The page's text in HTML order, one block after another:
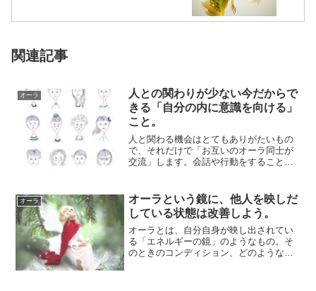
関連記事
オーラ
人との関わりが少ない今だからで
きる「自分の内に意識を向ける」
こと。
人と関わる機会はとてもありがたいもの
で、それだけで「お互いのオーラ同士が
交流」します。会話や行動をすること
オーラ
オーラという鏡に、他人を映しだ
している状態は改善しよう。
オーラとは、自分自身が映し出されてい
る「エネルギーの鏡」のようなもの。そ
のときのコンディション、どのようなこ